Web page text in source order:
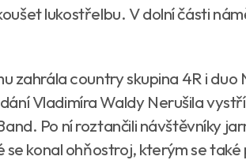
lukostřelbu. V dolní části
zahrála country skupina 4R i duo
Vladimíra Waldy Nerušila
Po ní roztančili návštěvníky
se konal ohňostroj, kterým se